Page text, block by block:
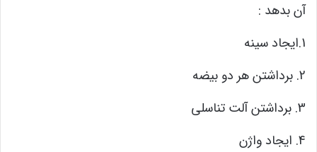
آن بدهد :
1.ایجاد سینه
2. برداشتن هر دو بیضه
3. برداشتن آلت تناسلی
4. ایجاد واژن